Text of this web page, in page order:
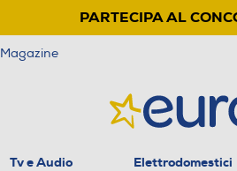
PARTECIPA AL
Magazine
Tv e Audio Elettrodomestici